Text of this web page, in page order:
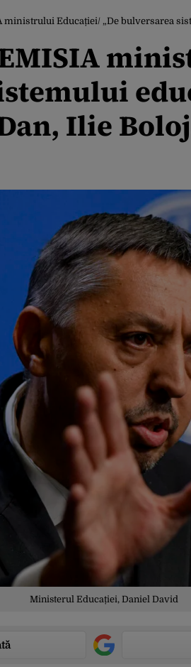
Educației/ „De bulversarea
Ilie
Ministerul Educației, Daniel David